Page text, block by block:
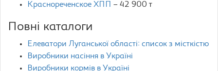
Краснореченское ХПП
– 42 900 т
Повні каталоги
Елеватори Луганської області: список з місткістю
Виробники насіння в Україні
Виробники кормів в Україні